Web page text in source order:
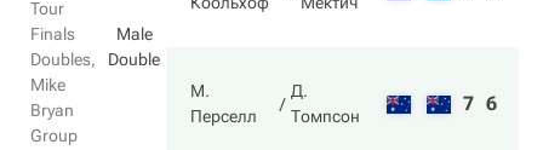
Tour
Finals
Doubles,
Mike
Bryan
Group
Male
Double
М.
Перселл
Д.
Томпсон
7 6